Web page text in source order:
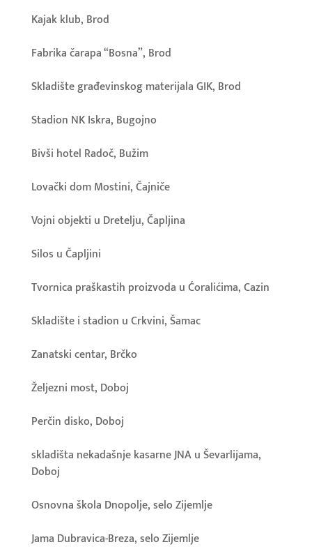
Kajak klub, Brod
Fabrika čarapa “Bosna”, Brod
Skladište građevinskog materijala GIK, Brod
Stadion NK Iskra, Bugojno
Bivši hotel Radoč, Bužim
Lovački dom Mostini, Čajniče
Vojni objekti u Dretelju, Čapljina
Silos u Čapljini
Tvornica praškastih proizvoda u Ćoralićima, Cazin
Skladište i stadion u Crkvini, Šamac
Zanatski centar, Brčko
Željezni most, Doboj
Perčin disko, Doboj
skladišta nekadašnje kasarne JNA u Ševarlijama,
Doboj
Osnovna škola Dnopolje, selo Zijemlje
Jama Dubravica-Breza, selo Zijemlje